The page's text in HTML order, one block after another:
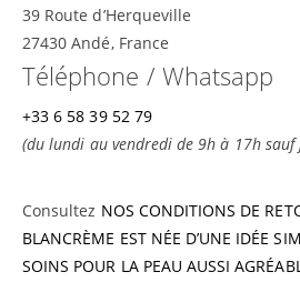
39 Route d’Herqueville
27430 Andé, France
Téléphone / Whatsapp
+33 6 58 39 52 79
(du lundi au vendredi de 9h à 17h sauf
Consultez NOS CONDITIONS DE
BLANCRÈME EST NÉE D’UNE IDÉE
SOINS POUR LA PEAU AUSSI